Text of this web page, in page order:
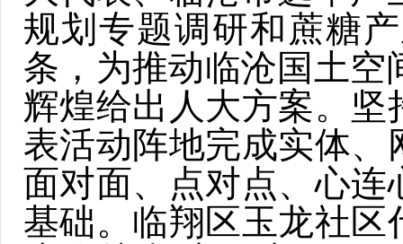
规划专题调研和蔗糖
条，为推动临沧国土空
辉煌给出人大方案。坚
表活动阵地完成实体、
面对面、点对点、心连
基础。临翔区玉龙社区